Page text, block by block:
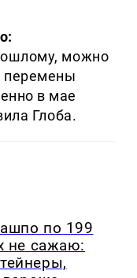
можно
перемены
в мае
Глоба.
по 199
не сажаю: